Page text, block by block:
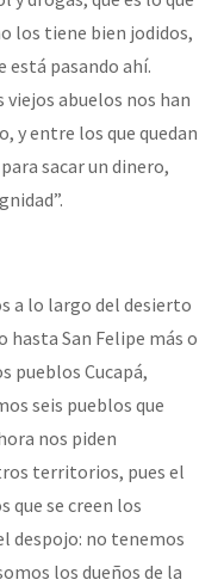
los tiene bien jodidos,
está pasando ahí.
abuelos nos han
y entre los que quedan
sacar un dinero,
a lo largo del desierto
San Felipe más o
pueblos Cucapá,
seis pueblos que
nos piden
territorios, pues el
que se creen los
despojo: no tenemos
los dueños de la